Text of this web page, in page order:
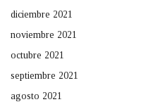
diciembre 2021
noviembre 2021
octubre 2021
septiembre 2021
agosto 2021